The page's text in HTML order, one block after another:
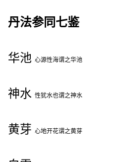
丹法参同七鉴
华池 心源性海谓之华池
神水 性犹水也谓之神水
黄芽 心地开花谓之黄芽